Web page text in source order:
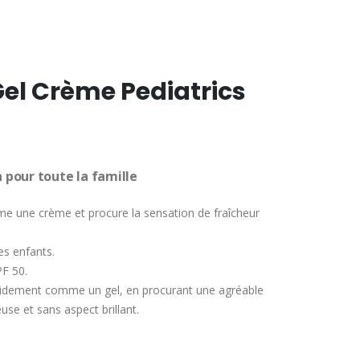
Crème Pediatrics
pour toute la famille
une crème et procure la sensation de fraîcheur
enfants.
50.
comme un gel, en procurant une agréable
et sans aspect brillant.